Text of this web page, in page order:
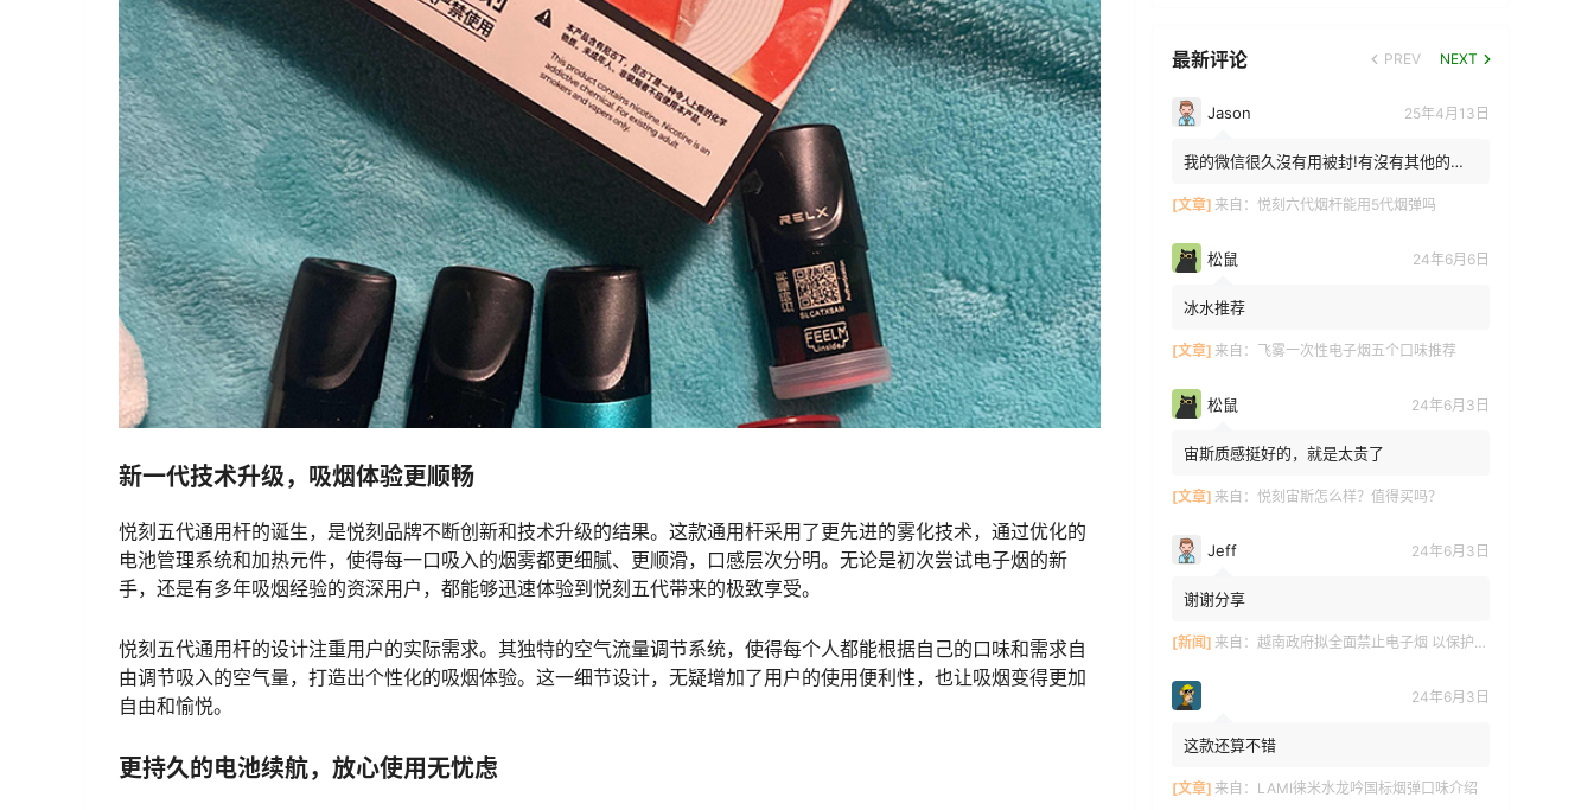
新一代技术升级，吸烟体验更顺畅
悦刻五代通用杆的诞生，是悦刻品牌不断创新和技术升级的结果。这款通用杆采用了更先进的雾化技术，通过优化的
电池管理系统和加热元件，使得每一口吸入的烟雾都更细腻、更顺滑，口感层次分明。无论是初次尝试电子烟的新
手，还是有多年吸烟经验的资深用户，都能够迅速体验到悦刻五代带来的极致享受。
悦刻五代通用杆的设计注重用户的实际需求。其独特的空气流量调节系统，使得每个人都能根据自己的口味和需求自
由调节吸入的空气量，打造出个性化的吸烟体验。这一细节设计，无疑增加了用户的使用便利性，也让吸烟变得更加
自由和愉悦。
更持久的电池续航，放心使用无忧虑
最新评论 PREV NEXT
Jason 25年4月13日
我的微信很久沒有用被封!有沒有其他的方
[文章] 来自： 悦刻六代烟杆能用5代烟弹吗
松鼠 24年6月6日
冰水推荐
[文章] 来自： 飞雾一次性电子烟五个口味推荐
松鼠 24年6月3日
宙斯质感挺好的，就是太贵了
[文章] 来自： 悦刻宙斯怎么样？值得买吗？
Jeff 24年6月3日
谢谢分享
[新闻] 来自： 越南政府拟全面禁止电子烟 以保护青少年健康
24年6月3日
这款还算不错
[文章] 来自： LAMI徕米水龙吟国标烟弹口味介绍